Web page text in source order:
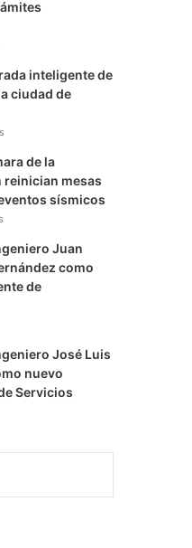
inteligente de
ciudad de
de la
mesas
sísmicos
Juan
como
de
José Luis
nuevo
Servicios